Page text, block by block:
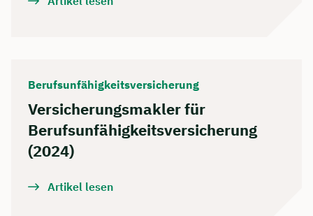
Berufsunfähigkeitsversicherung
Versicherungsmakler für
Berufsunfähigkeitsversicherung
(2024)
Artikel lesen